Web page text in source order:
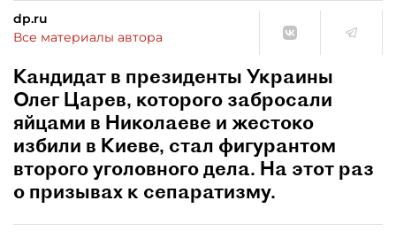
dp.ru
Все материалы автора
Кандидат в президенты Украины
Олег Царев, которого забросали
яйцами в Николаеве и жестоко
избили в Киеве, стал фигурантом
второго уголовного дела. На этот раз
о призывах к сепаратизму.